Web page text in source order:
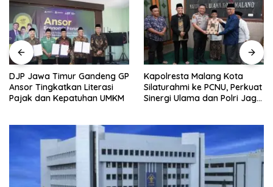
DJP Jawa Timur Gandeng GP
Ansor Tingkatkan Literasi
Pajak dan Kepatuhan UMKM
Kapolresta Malang Kota
Silaturahmi ke PCNU, Perkuat
Sinergi Ulama dan Polri Jaga